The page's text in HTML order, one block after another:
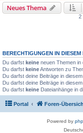
Neues Thema
2
BERECHTIGUNGEN IN DIESEM
Du darfst keine neuen Themen in
Du darfst keineAntworten zu
Du darfst deine Beiträge in
Du darfst deine Beiträge in
Du darfst keine Dateianhänge in
Portal Foren-
Powered by